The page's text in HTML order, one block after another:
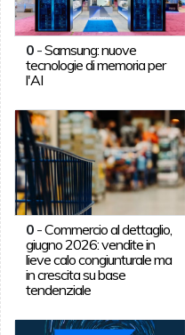
0-Samsung: nuove
tecnologie di memoria per
l'AI
0-Commercio al dettaglio,
giugno 2026: vendite in
lieve calo congiunturale ma
in crescita su base
tendenziale